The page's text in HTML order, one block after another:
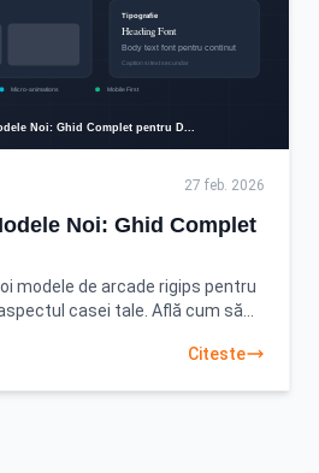
27 feb. 2026
Noi: Ghid Complet
modele de arcade rigips pentru
casei tale. Află cum să
Citeste